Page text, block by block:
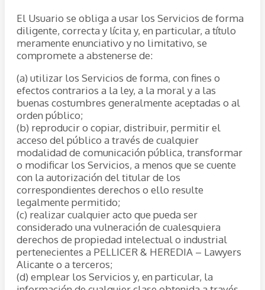
El Usuario se obliga a usar los Servicios de forma
diligente, correcta y lícita y, en particular, a título
meramente enunciativo y no limitativo, se
compromete a abstenerse de:
(a) utilizar los Servicios de forma, con fines o
efectos contrarios a la ley, a la moral y a las
buenas costumbres generalmente aceptadas o al
orden público;
(b) reproducir o copiar, distribuir, permitir el
acceso del público a través de cualquier
modalidad de comunicación pública, transformar
o modificar los Servicios, a menos que se cuente
con la autorización del titular de los
correspondientes derechos o ello resulte
legalmente permitido;
(c) realizar cualquier acto que pueda ser
considerado una vulneración de cualesquiera
derechos de propiedad intelectual o industrial
pertenecientes a PELLICER & HEREDIA – Lawyers
Alicante o a terceros;
(d) emplear los Servicios y, en particular, la